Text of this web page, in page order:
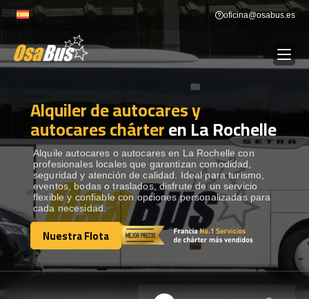
to
oficina@osabus.es
ALQUILER DE AUTOCARES
DESTINOS Show dropdown
RECORRIDAS Show dropdown
FLOTA
Alquiler de autocares y
autocares chárteren La Rochelle
Alquile autocares o autocares en La Rochelle con
profesionales locales que garantizan comodidad,
seguridad y atención de calidad. Ideal para turismo,
eventos, bodas o traslados, disfrute de un servicio
flexible y confiable con opciones personalizadas para
cada necesidad.
Nuestra Flota
Nuestra Flota